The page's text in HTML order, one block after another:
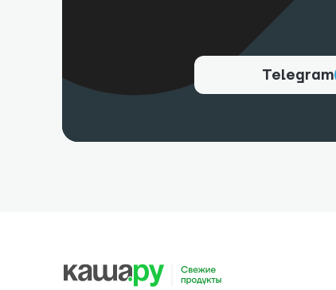
Telegram